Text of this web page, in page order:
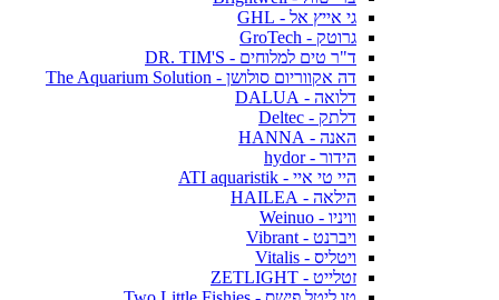
גי אייץ אל - GHL
גרוטק - GroTech
ד"ר טים למלוחים - DR. TIM'S
דה אקווריום סולושן - The Aquarium Solution
דלואה - DALUA
דלתק - Deltec
האנה - HANNA
הידור - hydor
היי טי איי - ATI aquaristik
הילאה - HAILEA
וויניו - Weinuo
ויברנט - Vibrant
ויטליס - Vitalis
זטלייט - ZETLIGHT